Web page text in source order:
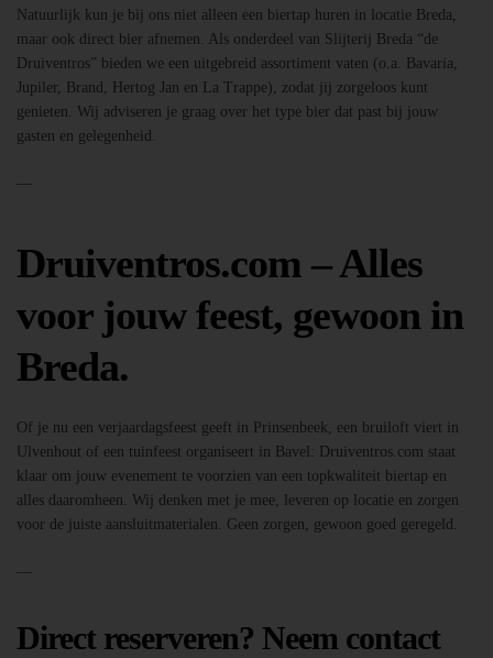
Natuurlijk kun je bij ons niet alleen een biertap huren in locatie Breda,
maar ook direct bier afnemen. Als onderdeel van Slijterij Breda “de
Druiventros” bieden we een uitgebreid assortiment vaten (o.a. Bavaria,
Jupiler, Brand, Hertog Jan en La Trappe), zodat jij zorgeloos kunt
genieten. Wij adviseren je graag over het type bier dat past bij jouw
gasten en gelegenheid.
—
Druiventros.com – Alles
voor jouw feest, gewoon in
Breda.
Of je nu een verjaardagsfeest geeft in Prinsenbeek, een bruiloft viert in
Ulvenhout of een tuinfeest organiseert in Bavel: Druiventros.com staat
klaar om jouw evenement te voorzien van een topkwaliteit biertap en
alles daaromheen. Wij denken met je mee, leveren op locatie en zorgen
voor de juiste aansluitmaterialen. Geen zorgen, gewoon goed geregeld.
—
Direct reserveren? Neem contact